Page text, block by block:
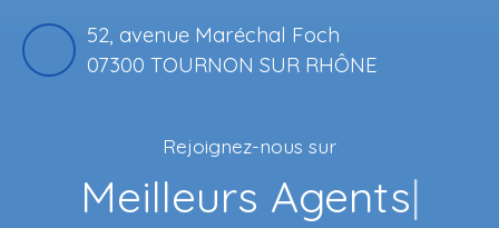
52, avenue Maréchal Foch
07300 TOURNON SUR RHÔNE
Rejoignez-nous sur
Face|